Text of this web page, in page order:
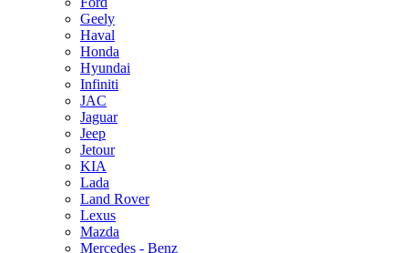
Geely
Haval
Honda
Hyundai
Infiniti
JAC
Jaguar
Jeep
Jetour
KIA
Lada
Land Rover
Lexus
Mazda
Mercedes - Benz